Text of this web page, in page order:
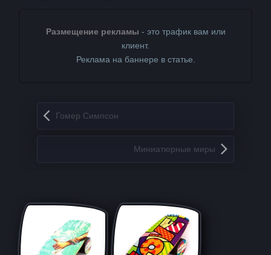
Размещение рекламы - это трафик вам или
клиент.
Реклама на баннере в статье.
Запись навигация
Гомер Симпсон
Миниатюрные миры